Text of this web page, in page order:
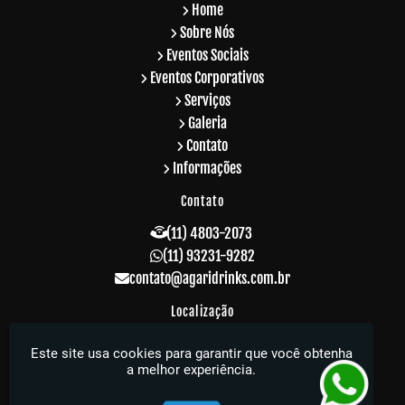
Home
Sobre Nós
Eventos Sociais
Eventos Corporativos
Serviços
Galeria
Contato
Informações
Contato
(11) 4803-2073
(11) 93231-9282
contato@agaridrinks.com.br
Localização
R. Acre, 229 - Vila Rosalia - Guarulhos / SP -
CEP: 07064-010
Agari Drinks - Sua festa muito mais elegante
Este site usa cookies para garantir que você obtenha
a melhor experiência.